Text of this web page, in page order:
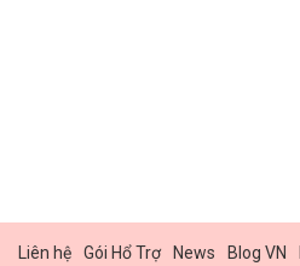
Liên hệ Gói Hổ Trợ News Blog VN